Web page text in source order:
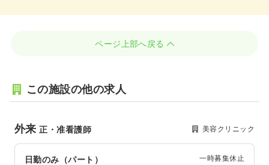
ページ上部へ戻る
この施設の他の求人
外来正・准看護師 美容クリニック
日勤のみ（パート） 一時募集休止